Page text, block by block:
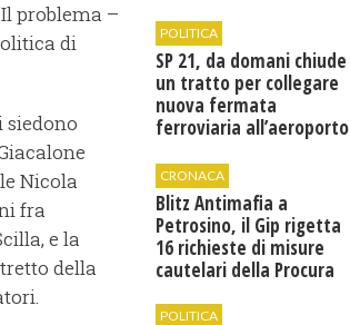
problema –
di
siedono
Nicola
fra
e la
della
POLITICA
SP 21, da domani chiude
un tratto per collegare
nuova fermata
ferroviaria all’aeroporto
CRONACA
Blitz Antimafia a
Petrosino, il Gip rigetta
16 richieste di misure
cautelari della Procura
POLITICA